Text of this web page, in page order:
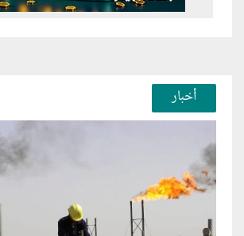
أخبار